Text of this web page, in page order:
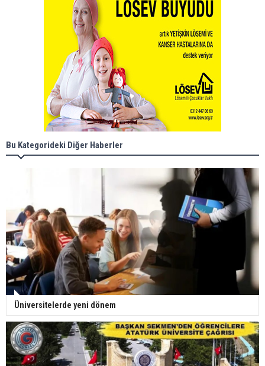
Bu Kategorideki Diğer Haberler
Üniversitelerde yeni dönem